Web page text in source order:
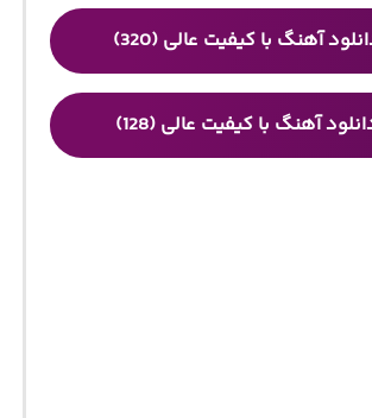
آهنگ با کیفیت عالی (320)
آهنگ با کیفیت عالی (128)